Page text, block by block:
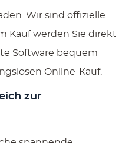
Wir sind offizielle
Kauf werden Sie direkt
Software bequem
Online-Kauf.
zur